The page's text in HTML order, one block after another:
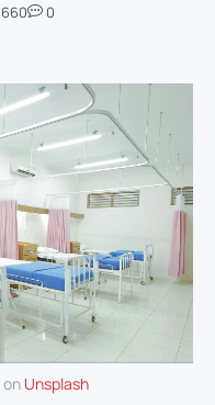
660 0
on Unsplash